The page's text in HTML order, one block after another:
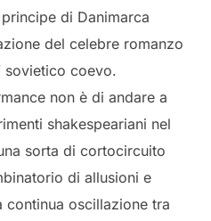
di Danimarca
del celebre romanzo
sovietico coevo.
non è di andare a
shakespeariani nel
sorta di cortocircuito
di allusioni e
continua oscillazione tra